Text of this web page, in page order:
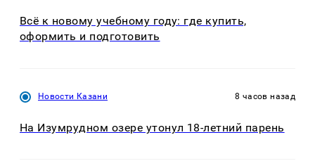
Всё к новому учебному году: где купить,
оформить и подготовить
Новости Казани 8 часов назад
На Изумрудном озере утонул 18-летний парень